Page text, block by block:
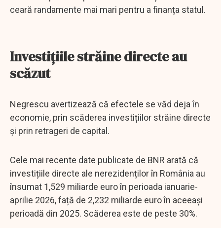
ceară randamente mai mari pentru a finanța statul.
Investițiile străine directe au
scăzut
Negrescu avertizează că efectele se văd deja în
economie, prin scăderea investițiilor străine directe
și prin retrageri de capital.
Cele mai recente date publicate de BNR arată că
investițiile directe ale nerezidenților în România au
însumat 1,529 miliarde euro în perioada ianuarie-
aprilie 2026, față de 2,232 miliarde euro în aceeași
perioadă din 2025. Scăderea este de peste 30%.